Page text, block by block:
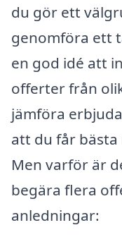
du gör ett
genomföra ett
en god idé att
offerter från
jämföra
att du får
Men varför är
begära flera
anledningar: